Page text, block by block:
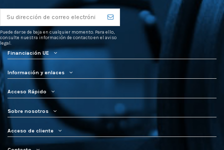
Puede darse de baja en cualquier momento. Para ello,
consulte nuestra información de contacto en el aviso
legal.
Financiación UE
Información y enlaces
Acceso Rápido
Sobre nosotros
Acceso de cliente